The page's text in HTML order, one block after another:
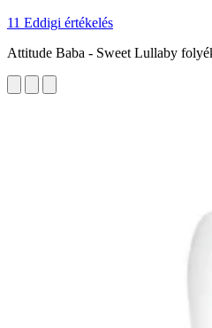
11 Eddigi értékelés
Attitude Baba - Sweet Lullaby